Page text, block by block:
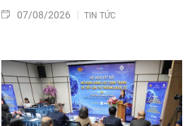
07/08/2026 TIN TỨC